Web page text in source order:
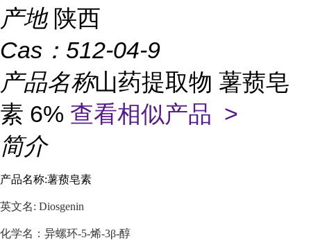
产地 陕西
Cas： 512-04-9
产品名称山药提取物 薯蓣皂
素 6% 查看相似产品 >
简介
产品名称:薯蓣皂素
英文名: Diosgenin
化学名：异螺环-5-烯-3β-醇